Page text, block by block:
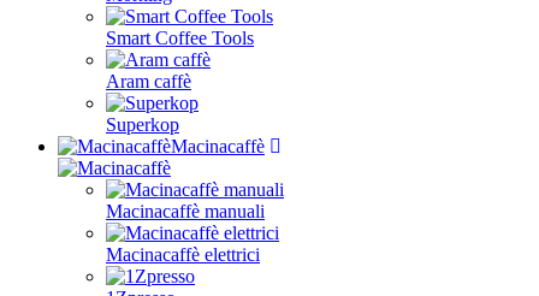
Smart Coffee Tools
Aram caffè
Superkop
Macinacaffè
Macinacaffè manuali
Macinacaffè elettrici